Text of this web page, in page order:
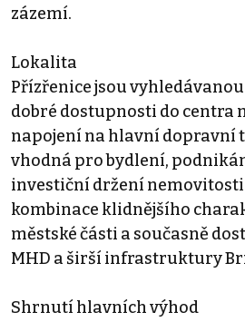
zázemí.
Lokalita
Přízřenice jsou
dobré dostupnosti do centra
napojení na hlavní dopravní
vhodná pro bydlení,
investiční držení
kombinace klidnějšího
městské části a současně
MHD a širší infrastruktury
Shrnutí hlavních výhod